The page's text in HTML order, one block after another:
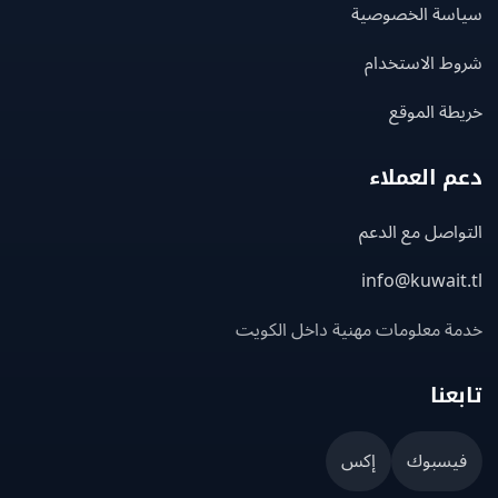
الخصوصية
الاستخدام
الموقع
العملاء
مع الدعم
معلومات مهنية داخل الكويت
إكس